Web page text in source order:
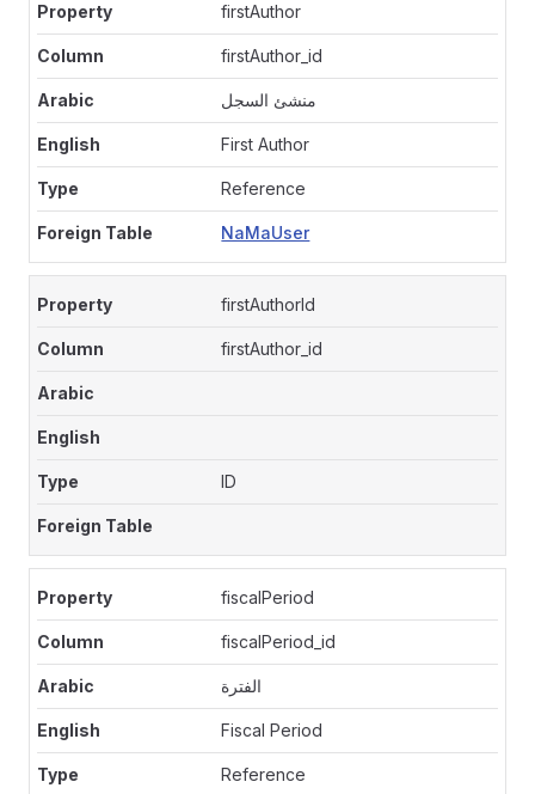
firstAuthor
firstAuthor_id
منشئ السجل
First Author
Reference
NaMaUser
firstAuthorId
firstAuthor_id
ID
fiscalPeriod
fiscalPeriod_id
الفترة
Fiscal Period
Reference